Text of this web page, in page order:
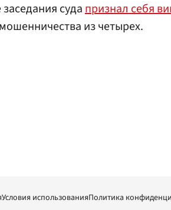
судапризнал себя
из четырех.
Условия использованияПолитика